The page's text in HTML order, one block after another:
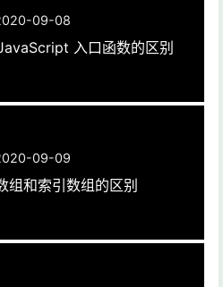
09-08
入口函数的区别
09-09
和索引数组的区别